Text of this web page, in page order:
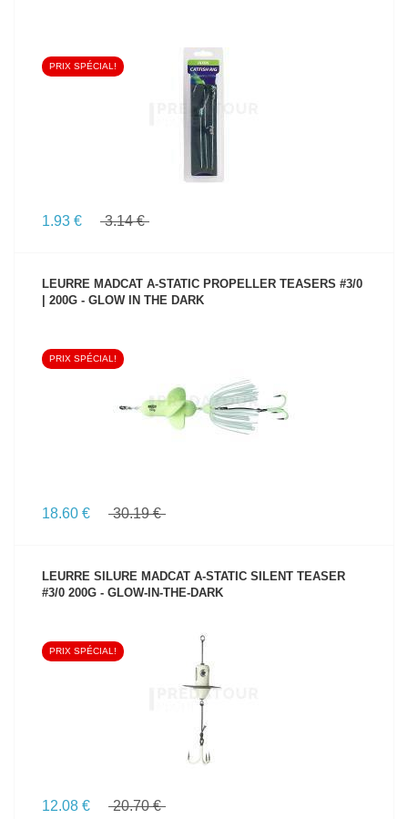
VOIR LE PRODUIT
PRIX SPÉCIAL!
1.93 € 3.14 €
LEURRE MADCAT A-STATIC PROPELLER TEASERS #3/0
| 200G - GLOW IN THE DARK
PRIX SPÉCIAL!
18.60 € 30.19 €
LEURRE SILURE MADCAT A-STATIC SILENT TEASER
#3/0 200G - GLOW-IN-THE-DARK
VOIR LE PRODUIT
PRIX SPÉCIAL!
12.08 € 20.70 €